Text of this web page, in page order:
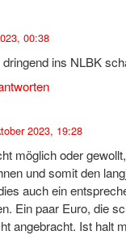
00:38
ins NLBK
2023, 19:28
möglich oder
und somit den
auch ein
Ein paar Euro, die
angebracht. Ist halt